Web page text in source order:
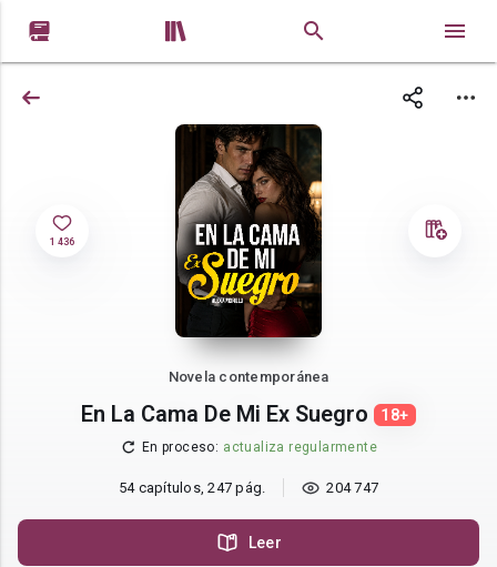
 
1 436
Novela contemporánea
En La Cama De Mi Ex Suegro 18+
En proceso: actualiza regularmente
54 capítulos, 247 pág. 204 747
Leer